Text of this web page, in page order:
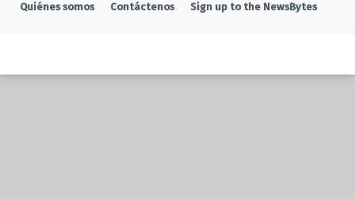
Quiénes somos Contáctenos Sign up to the NewsBytes